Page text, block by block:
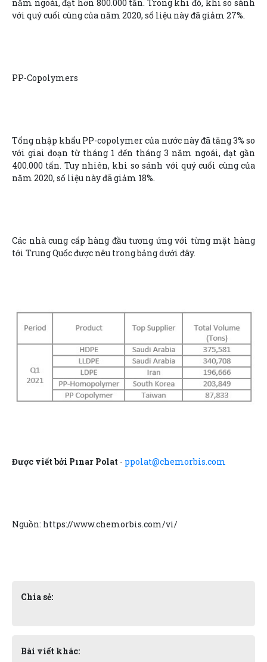
năm ngoái, đạt hơn 800.000 tấn. Trong khi đó, khi so sánh
với quý cuối cùng của năm 2020, số liệu này đã giảm 27%.
PP-Copolymers
Tổng nhập khẩu PP-copolymer của nước này đã tăng 3% so
với giai đoạn từ tháng 1 đến tháng 3 năm ngoái, đạt gần
400.000 tấn. Tuy nhiên, khi so sánh với quý cuối cùng của
năm 2020, số liệu này đã giảm 18%.
Các nhà cung cấp hàng đầu tương ứng với từng mặt hàng
tới Trung Quốc được nêu trong bảng dưới đây.
Được viết bởi Pınar Polat - ppolat@chemorbis.com
Nguồn: https://www.chemorbis.com/vi/
Chia sẻ:
Bài viết khác: